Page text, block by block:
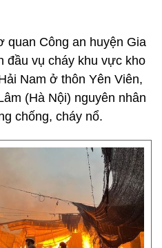
quan Công an huyện Gia
đầu vụ cháy khu vực kho
Nam ở thôn Yên Viên,
(Hà Nội) nguyên nhân
chống, cháy nổ.